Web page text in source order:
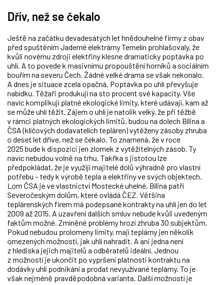
Dřív, než se čekalo
Ještě na začátku devadesátých let hnědouhelné firmy z obav
před spuštěním Jaderné elektrárny Temelín prohlašovaly, že
kvůli novému zdroji elektřiny klesne dramaticky poptávka po
uhlí. A to povede k masivnímu propouštění horníků a sociálním
bouřím na severu Čech. Žádné velké drama se však nekonalo.
A dnes je situace zcela opačná. Poptávka po uhlí převyšuje
nabídku. Těžaři produkují na sto procent své kapacity. Vše
navíc komplikují platné ekologické limity, které udávají, kam až
se může uhlí těžit. Zájem o uhlí je natolik velký, že při těžbě
v rámci platných ekologických limitů, budou na dolech Bílina a
ČSA (klíčových dodavatelích tepláren) vytěženy zásoby zhruba
o deset let dříve, než se čekalo. To znamená, že v roce
2025 bude k dispozici jen zlomek z vytěžitelných zásob. Ty
navíc nebudou volně na trhu. Takřka s jistotou lze
předpokládat, že je využijí majitelé dolů výhradně pro vlastní
potřebu – tedy k výrobě tepla a elektřiny ve svých objektech.
Lom ČSA je ve vlastnictví Mostecké uhelné, Bílina patří
Severočeským dolům, které ovládá ČEZ. Většina
teplárenských firem má podepsané kontrakty na uhlí jen do let
2009 až 2015. A uzavření dalších smluv nebude kvůli uvedeným
faktům možné. Zmíněné problémy hrozí zhruba 30 subjektům.
Pokud nebudou prolomeny limity, mají teplárny jen několik
omezených možností, jak uhlí nahradit. A ani jedna není
z hlediska jejich majitelů a odběratelů ideální. Jednou
z možností je ukončit po vypršení platnosti kontraktu na
dodávky uhlí podnikání a prodat nevyužívané teplárny. To je
však nejméně pravděpodobná varianta. Další možností je